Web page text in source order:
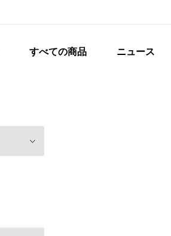
すべての商品 ニュース